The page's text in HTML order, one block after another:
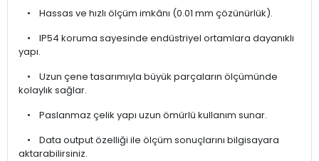
• Hassas ve hızlı ölçüm imkânı (0.01 mm çözünürlük).
• IP54 koruma sayesinde endüstriyel ortamlara dayanıklı
yapı.
• Uzun çene tasarımıyla büyük parçaların ölçümünde
kolaylık sağlar.
• Paslanmaz çelik yapı uzun ömürlü kullanım sunar.
• Data output özelliği ile ölçüm sonuçlarını bilgisayara
aktarabilirsiniz.